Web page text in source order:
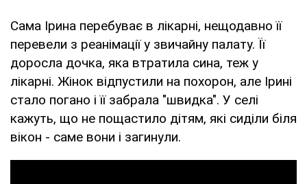
Сама Ірина перебуває в лікарні, нещодавно її
перевели з реанімації у звичайну палату. Її
доросла дочка, яка втратила сина, теж у
лікарні. Жінок відпустили на похорон, але Ірині
стало погано і її забрала "швидка". У селі
кажуть, що не пощастило дітям, які сиділи біля
вікон - саме вони і загинули.